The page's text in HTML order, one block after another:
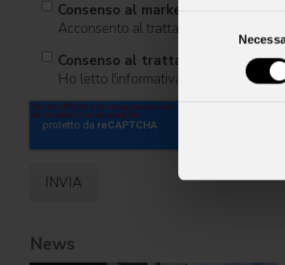
Consenso al marketing
Acconsento al trattamento dei dati per
Consenso al trattamento dei dati
Ho letto l'informativa ai sensi dell'art.
News